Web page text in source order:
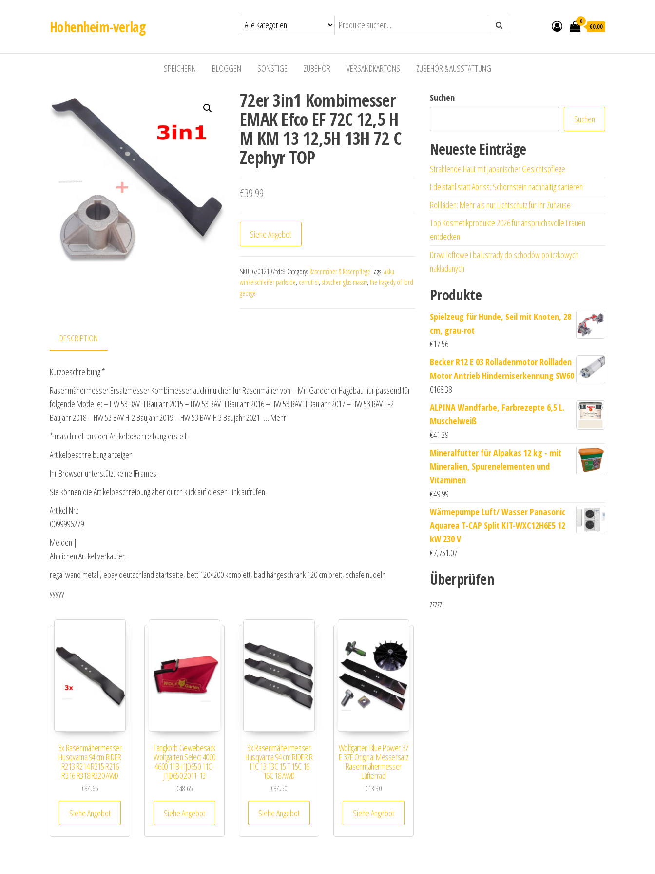
Hohenheim-verlag 0
€0.00
SPEICHERN BLOGGEN SONSTIGE ZUBEHÖR VERSANDKARTONS ZUBEHÖR & AUSSTATTUNG
72er 3in1 Kombimesser
EMAK Efco EF 72C 12,5 H
M KM 13 12,5H 13H 72 C
Zephyr TOP
€39.99
Siehe Angebot
SKU: 67012197fdc8 Category: Rasenmäher & Rasenpflege Tags: akku
winkelschleifer parkside, cerruti si, stövchen glas massiv, the tragedy of lord
george
DESCRIPTION
Kurzbeschreibung *
Rasenmähermesser Ersatzmesser Kombimesser auch mulchen für Rasenmäher von – Mr. Gardener Hagebau nur passend für
folgende Modelle: – HW 53 BAV H Baujahr 2015 – HW 53 BAV H Baujahr 2016 – HW 53 BAV H Baujahr 2017 – HW 53 BAV H-2
Baujahr 2018 – HW 53 BAV H-2 Baujahr 2019 – HW 53 BAV-H 3 Baujahr 2021 -… Mehr
* maschinell aus der Artikelbeschreibung erstellt
Artikelbeschreibung anzeigen
Ihr Browser unterstützt keine IFrames.
Sie können die Artikelbeschreibung aber durch klick auf diesen Link aufrufen.
Artikel Nr.:
0099996279
Melden |
Ähnlichen Artikel verkaufen
regal wand metall, ebay deutschland startseite, bett 120×200 komplett, bad hängeschrank 120 cm breit, schafe nudeln
yyyyy
3x Rasenmähermesser
Husqvarna 94 cm RIDER
R213 R214 R215 R216
R316 R318 R320 AWD
€34.65
Siehe Angebot
Fangkorb Gewebesack
Wolfgarten Select 4000
4600 11B-I1JD650 11C-
J1JD650 2011-13
€48.65
Siehe Angebot
3x Rasenmähermesser
Husqvarna 94 cm RIDER R
11C 13 13C 15 T 15C 16
16C 18 AWD
€34.50
Siehe Angebot
Wolfgarten Blue Power 37
E 37E Original Messersatz
Rasenmähermesser
Lüfterrad
€13.30
Siehe Angebot
Suchen
Suchen
Neueste Einträge
Strahlende Haut mit japanischer Gesichtspflege
Edelstahl statt Abriss: Schornstein nachhaltig sanieren
Rollläden: Mehr als nur Lichtschutz für Ihr Zuhause
Top Kosmetikprodukte 2026 für anspruchsvolle Frauen
entdecken
Drzwi loftowe i balustrady do schodów policzkowych
nakładanych
Produkte
Spielzeug für Hunde, Seil mit Knoten, 28
cm, grau-rot
€17.56
Becker R12 E 03 Rolladenmotor Rollladen
Motor Antrieb Hinderniserkennung SW60
€168.38
ALPINA Wandfarbe, Farbrezepte 6,5 L.
Muschelweiß
€41.29
Mineralfutter für Alpakas 12 kg - mit
Mineralien, Spurenelementen und
Vitaminen
€49.99
Wärmepumpe Luft/ Wasser Panasonic
Aquarea T-CAP Split KIT-WXC12H6E5 12
kW 230 V
€7,751.07
Überprüfen
zzzzz